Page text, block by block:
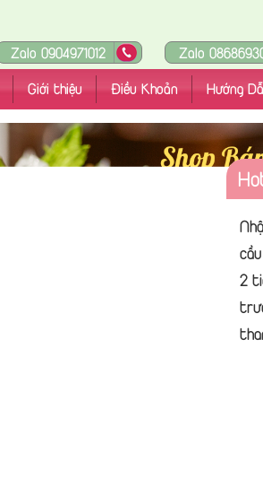
Zalo 0904971012 Zalo
Giới thiệu Điều Khoản Hướng
2
: